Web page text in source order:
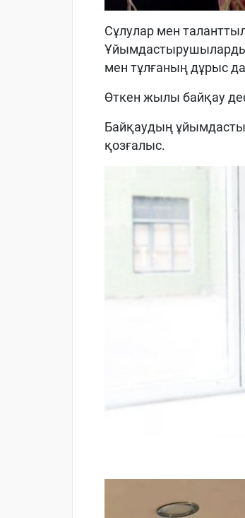
Сұлулар мен
мен тұлғаның дұрыс
Өткен жылы байқау
Байқаудың
қозғалыс.